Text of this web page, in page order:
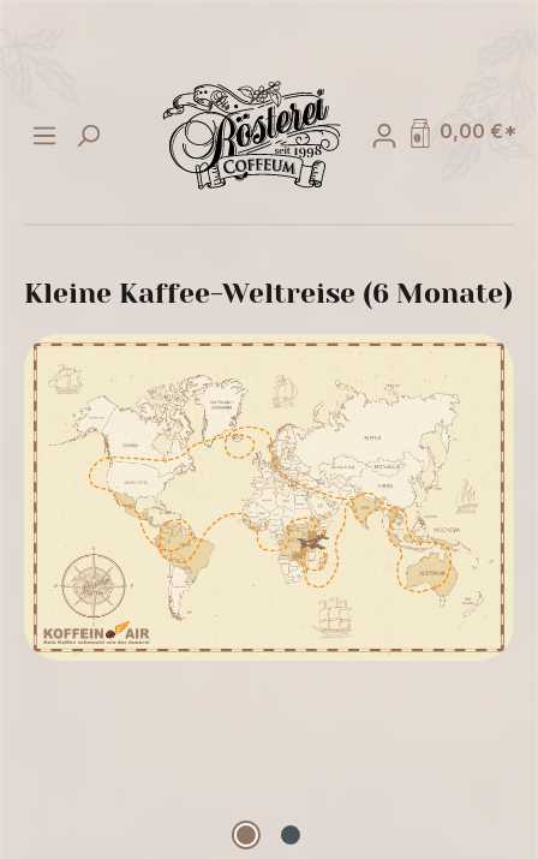
0,00 €*
Kleine Kaffee-Weltreise (6 Monate)